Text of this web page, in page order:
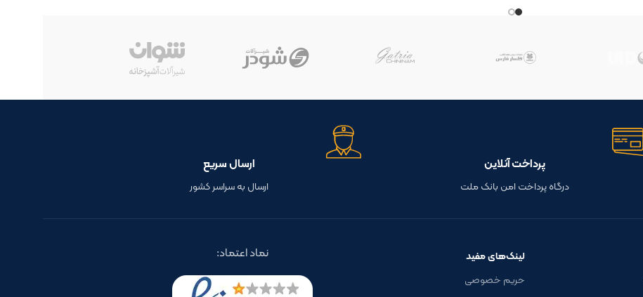
پرداخت آنلاین
درگاه پرداخت امن بانک ملت
ارسال سریع
ارسال به سراسر کشور
لینک‌های مفید
حریم خصوصی
نماد اعتماد: